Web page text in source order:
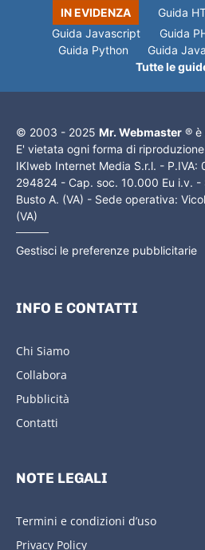
IN EVIDENZA Guida
Guida Javascript
Guida
Guida Python
Guida Java
Tutte le
© 2003 - 2025 Mr. Webmaster ® è
E' vietata ogni forma di
IKIweb Internet Media S.r.l. - P.IVA:
294824 - Cap. soc. 10.000 Eu i.v. -
Busto A. (VA) - Sede operativa:
(VA)
Gestisci le preferenze pubblicitarie
INFO E CONTATTI
Chi Siamo
Collabora
Pubblicità
Contatti
NOTE LEGALI
Termini e condizioni d’uso
Privacy Policy